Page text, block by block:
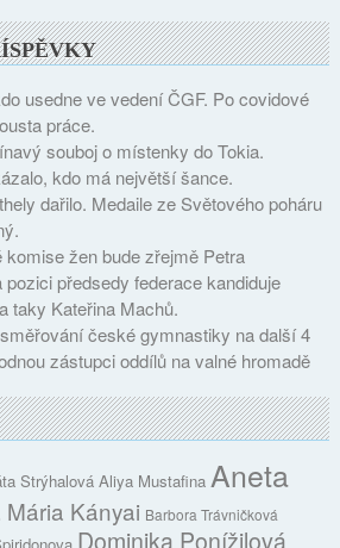
usedne ve vedení ČGF. Po covidové
práce.
souboj o místenky do Tokia.
kdo má největší šance.
dařilo. Medaile ze Světového poháru
žen bude zřejmě Petra
předsedy federace kandiduje
taky Kateřina Machů.
české gymnastiky na další 4
zástupci oddílů na valné hromadě
Strýhalová Aliya Mustafina Aneta
Mária Kányai Barbora Trávničková
Dominika Ponížilová